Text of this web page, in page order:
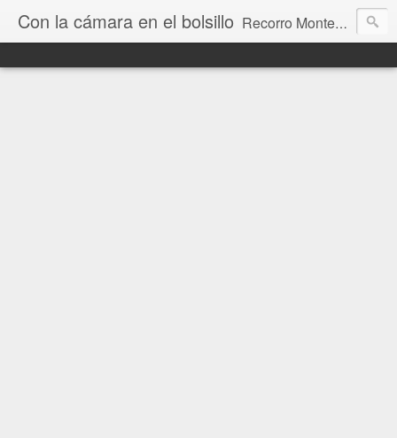
Con la cámara en el bolsillo Recorro Montevideo y el mundo. Fotos e historias de aquí y allá.